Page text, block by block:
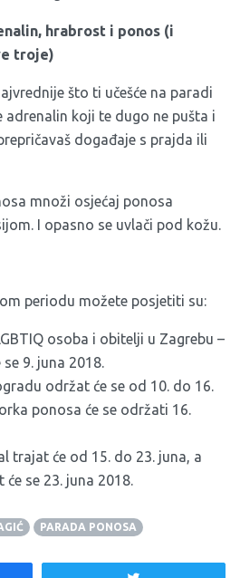
hrabrost i ponos (i
troje)
što ti učešće na paradi
koji te dugo ne pušta i
događaje s prajda ili
množi osjećaj ponosa
I opasno se uvlači pod kožu.
periodu možete posjetiti su:
osoba i obitelji u Zagrebu –
9. juna 2018.
održat će se od 10. do 16.
ponosa će se održati 16.
trajat će od 15. do 23. juna, a
se 23. juna 2018.
PARADA PONOSA